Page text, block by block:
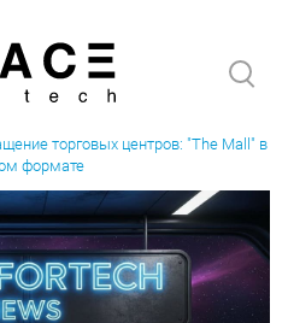
торговых центров: "The Mall" в
формате